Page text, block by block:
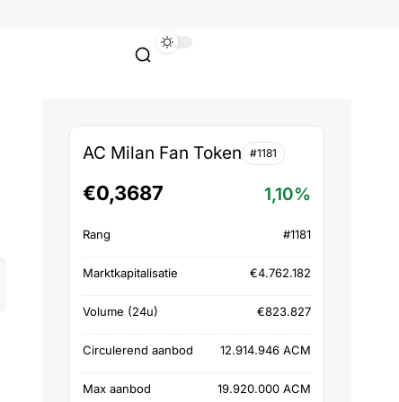
AC Milan Fan Token #1181
€0,3687 1,10%
Rang #1181
Marktkapitalisatie €4.762.182
Volume (24u) €823.827
Circulerend aanbod 12.914.946 ACM
Max aanbod 19.920.000 ACM